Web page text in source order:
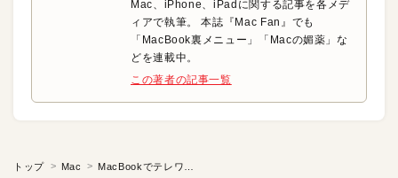
Mac、iPhone、iPadに関する記事を各メデ
ィアで執筆。 本誌『Mac Fan』でも
「MacBook裏メニュー」「Macの媚薬」な
どを連載中。
この著者の記事一覧
トップ Mac